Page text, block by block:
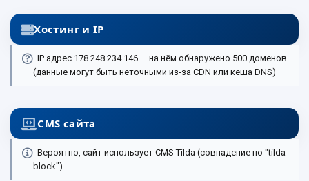
Хостинг и IP
IP адрес 178.248.234.146 — на нём обнаружено 500 доменов
(данные могут быть неточными из-за CDN или кеша DNS)
CMS сайта
Вероятно, сайт использует CMS Tilda (совпадение по "tilda-
block").